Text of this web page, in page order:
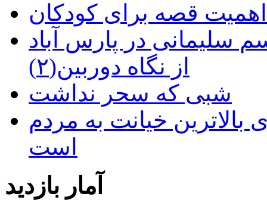
سلیمانی در پارس آباد
از نگاه دوربین(۲)
شبی که سحر نداشت
خیانت به مردم
است
آمار بازدید